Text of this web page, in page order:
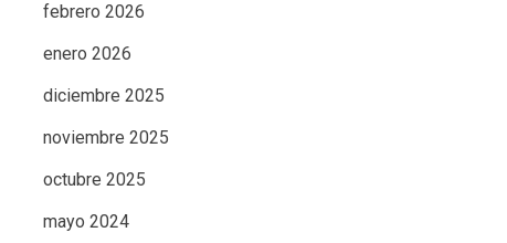
febrero 2026
enero 2026
diciembre 2025
noviembre 2025
octubre 2025
mayo 2024